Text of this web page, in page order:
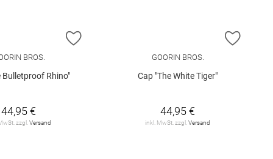
HINZUFÜGEN
BROS.
Bulletproof Rhino"
44,95 €
zzgl.Versand
ZUR
GOORIN BROS.
Cap "The White Tiger"
44,95 €
inkl. MwSt. zzgl.Versand